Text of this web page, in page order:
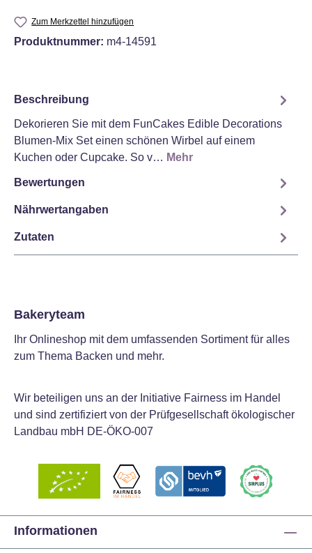
Zum Merkzettel hinzufügen
Produktnummer: m4-14591
Beschreibung
Dekorieren Sie mit dem FunCakes Edible Decorations
Blumen-Mix Set einen schönen Wirbel auf einem
Kuchen oder Cupcake. So v… Mehr
Bewertungen
Nährwertangaben
Zutaten
Bakeryteam
Ihr Onlineshop mit dem umfassenden Sortiment für alles
zum Thema Backen und mehr.
Wir beteiligen uns an der Initiative Fairness im Handel
und sind zertifiziert von der Prüfgesellschaft ökologischer
Landbau mbH DE-ÖKO-007
Informationen